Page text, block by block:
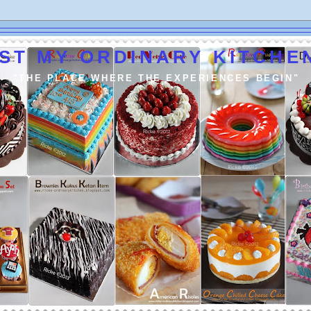
MY ORDINARY
"THE PLACE WHERE THE EXPERIENCES BEGIN"